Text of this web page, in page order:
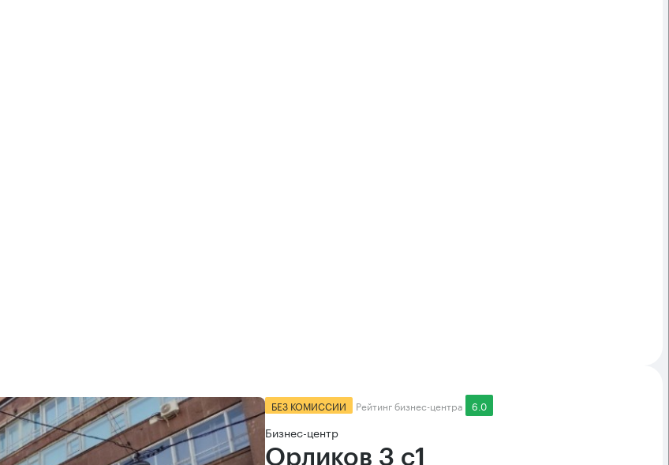
БЕЗ КОМИССИИ Рейтинг бизнес-центра 6.0
Бизнес-центр
Орликов 3 с1